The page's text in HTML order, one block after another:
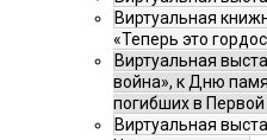
Виртуальная
«Теперь это
Виртуальная
война», к Дню
погибших в
Виртуальная